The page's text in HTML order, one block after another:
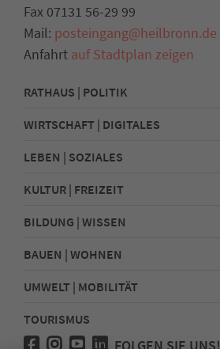
Fax 07131 56-29 99
Mail: posteingang@heilbronn.de
Anfahrt auf Stadtplan zeigen
RATHAUS | POLITIK
WIRTSCHAFT | DIGITALES
LEBEN | SOZIALES
KULTUR | FREIZEIT
BILDUNG | WISSEN
BAUEN | WOHNEN
UMWELT | MOBILITÄT
TOURISMUS
FOLGEN SIE UNS!